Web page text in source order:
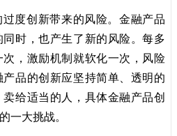
创新带来的风险。金融产品
时，也产生了新的风险。每多
，激励机制就软化一次，风险
品的创新应坚持简单、透明的
给适当的人，具体金融产品创
一大挑战。